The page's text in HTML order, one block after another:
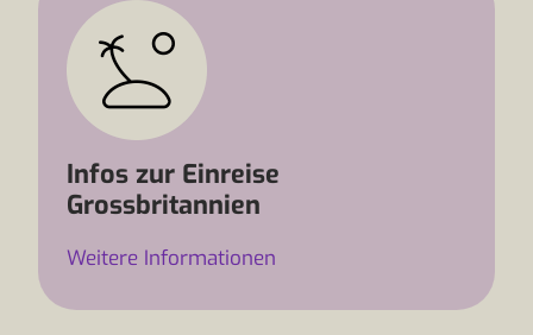
Infos zur Einreise
Grossbritannien
Weitere Informationen